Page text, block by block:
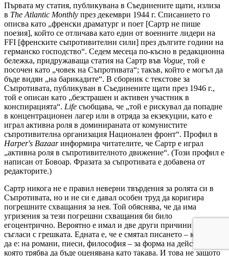
Първата му статия, публикувана в Съединените щати, излиза
в The Atlantic Monthly през декември 1944 г. Списанието го
описва като „френски драматург и поет [Сартр не пише
поезия], който се отличава като един от военните лидери на
FFI [френските съпротивителни сили] през дългите години на
германско господство“. Седем месеца по-късно в редакционна
бележка, придружаваща статия на Сартр във Vogue, той е
посочен като „човек на Съпротивата“; такъв, който е могъл да
бъде видян „на барикадите“. В сборник с текстове за
Съпротивата, публикуван в Съединените щати през 1946 г.,
той е описан като „безстрашен и активен участник в
конспирацията“. Life съобщава, че „той е рискувал да попадне
в концентрационен лагер или в отряда за екзекуции, като е
играл активна роля в доминираната от комунистите
съпротивителна организация Национален фронт“. Профил в
Harper's Bazaarинформира читателите, че Сартр е играл
„активна роля в съпротивителното движение“. (Този профил е
написан от Бовоар. Фразата за съпротивата е добавена от
редакторите.)
Сартр никога не е правил неверни твърдения за ролята си в
Съпротивата, но и не си е давал особен труд да коригира
погрешните схващания за нея. Той обяснява, че да има
угризения за тези погрешни схващания би било
егоцентрично. Вероятно е имал и две други причини да се
съгласи с грешката. Едната е, че е смятал писането – каквото и
да е: на романи, пиеси, философия – за форма на действие,
която трябва да бъде оценявана като такава. И това не защото